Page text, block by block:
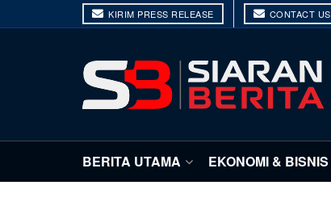
KIRIM PRESS RELEASE CONTACT US
BERITA UTAMA EKONOMI & BISNIS